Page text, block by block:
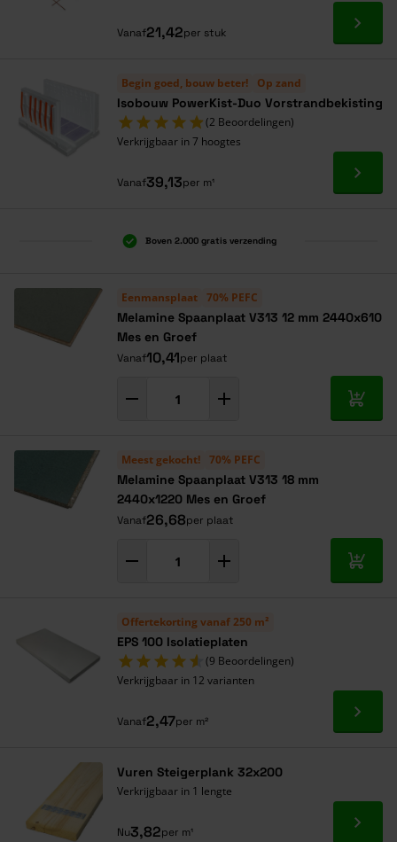
Vanaf21,42per stuk Ga
Begin goed, bouw beter! Op zand
Isobouw PowerKist-Duo Vorstrandbekisting
(2 Beoordelingen)
Verkrijgbaar in 7 hoogtes
Vanaf39,13per m¹ Ga
Boven 2.000 gratis verzending
Eenmansplaat 70% PEFC
Melamine Spaanplaat V313 12 mm 2440x610
Mes en Groef
Vanaf10,41per plaat
In
Meest gekocht! 70% PEFC
Melamine Spaanplaat V313 18 mm
2440x1220 Mes en Groef
Vanaf26,68per plaat
In
Offertekorting vanaf 250 m²
EPS 100 Isolatieplaten
(9 Beoordelingen)
Verkrijgbaar in 12 varianten
Vanaf2,47per m² Ga
Vuren Steigerplank 32x200
Verkrijgbaar in 1 lengte
Nu3,82per m¹ Ga